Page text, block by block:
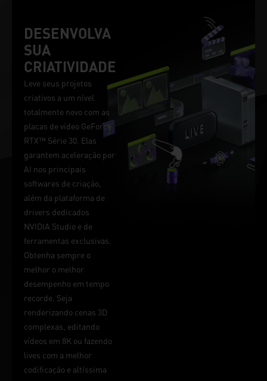
DESENVOLVA
SUA
CRIATIVIDADE
Leve seus projetos
criativos a um nível
totalmente novo com as
placas de vídeo GeForce
RTX™ Série 30. Elas
garantem aceleração por
AI nos principais
softwares de criação,
além da plataforma de
drivers dedicados
NVIDIA Studio e de
ferramentas exclusivas.
Obtenha sempre o
melhor o melhor
desempenho em tempo
recorde. Seja
renderizando cenas 3D
complexas, editando
vídeos em 8K ou fazendo
lives com a melhor
codificação e altíssima